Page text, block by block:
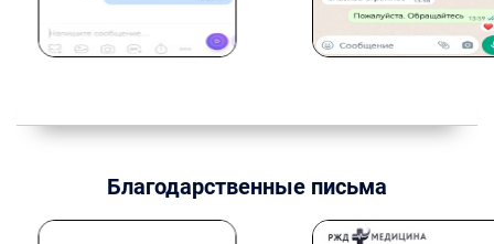
Благодарственные письма